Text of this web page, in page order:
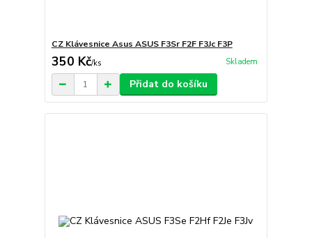
CZ Klávesnice Asus ASUS F3Sr F2F F3Jc F3P
350 Kč/ks Skladem
Přidat do košíku